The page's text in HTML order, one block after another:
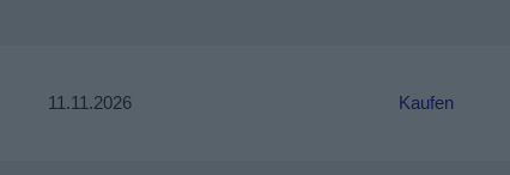
11.11.2026 Kaufen